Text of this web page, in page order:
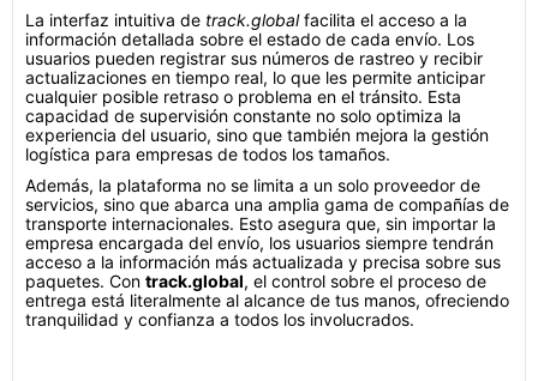
La interfaz intuitiva de track.globalfacilita el acceso a la
información detallada sobre el estado de cada envío. Los
usuarios pueden registrar sus números de rastreo y recibir
actualizaciones en tiempo real, lo que les permite anticipar
cualquier posible retraso o problema en el tránsito. Esta
capacidad de supervisión constante no solo optimiza la
experiencia del usuario, sino que también mejora la gestión
logística para empresas de todos los tamaños.
Además, la plataforma no se limita a un solo proveedor de
servicios, sino que abarca una amplia gama de compañías de
transporte internacionales. Esto asegura que, sin importar la
empresa encargada del envío, los usuarios siempre tendrán
acceso a la información más actualizada y precisa sobre sus
paquetes. Con track.global, el control sobre el proceso de
entrega está literalmente al alcance de tus manos, ofreciendo
tranquilidad y confianza a todos los involucrados.